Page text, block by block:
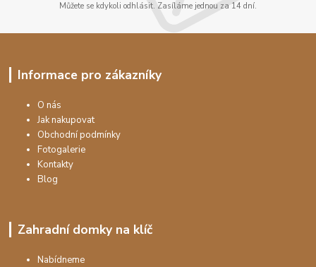
Můžete se kdykoli odhlásit. Zasíláme jednou za 14 dní.
Informace pro zákazníky
O nás
Jak nakupovat
Obchodní podmínky
Fotogalerie
Kontakty
Blog
Zahradní domky na klíč
Nabídneme